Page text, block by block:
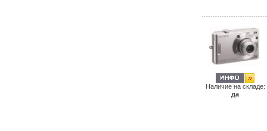
Наличие на складе:
да